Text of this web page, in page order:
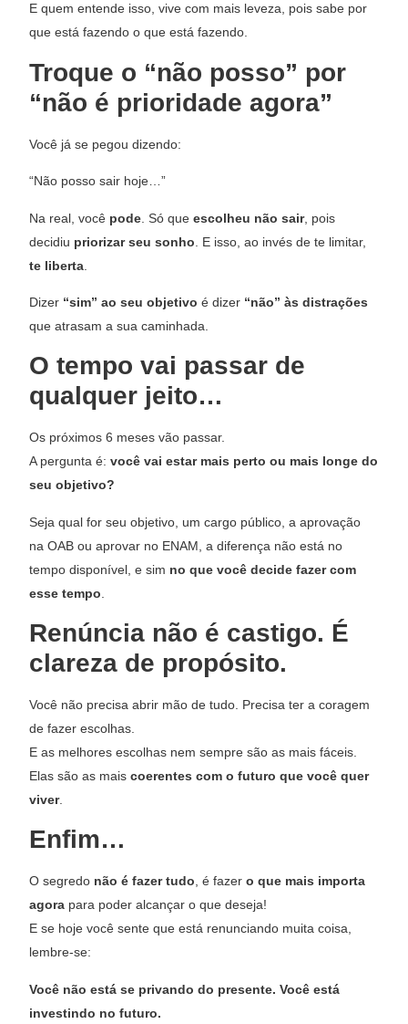
E quem entende isso, vive com mais leveza, pois sabe por
que está fazendo o que está fazendo.
Troque o “não posso” por
“não é prioridade agora”
Você já se pegou dizendo:
“Não posso sair hoje…”
Na real, você pode . Só queescolheu não sair, pois
decidiu priorizar seu sonho . E isso, ao invés de te limitar,
te liberta
Dizer “sim” ao seu objetivo é dizer “não” às distrações
que atrasam a sua caminhada.
O tempo vai passar de
qualquer jeito…
Os próximos 6 meses vão passar.
A pergunta é:você vai estar mais perto ou mais longe do
seu objetivo?
Seja qual for seu objetivo, um cargo público, a aprovação
na OAB ou aprovar no ENAM, a diferença não está no
tempo disponível, e sim no que você decide fazer com
esse tempo
Renúncia não é castigo. É
clareza de propósito.
Você não precisa abrir mão de tudo. Precisa ter a coragem
de fazer escolhas.
E as melhores escolhas nem sempre são as mais fáceis.
Elas são as maiscoerentes com o futuro que você quer
viver.
Enfim…
O segredo não é fazer tudo, é fazero que mais importa
agora para poder alcançar o que deseja!
E se hoje você sente que está renunciando muita coisa,
lembre-se:
Você não está se privando do presente. Você está
investindo no futuro.